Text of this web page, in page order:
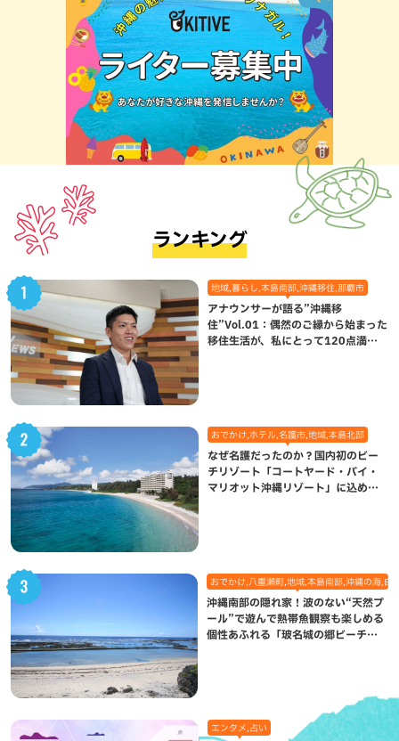
ランキング
地域,暮らし,本島南部,沖縄移住,那覇市
アナウンサーが語る”沖縄移
住”Vol.01：偶然のご縁から始まった
移住生活が、私にとって120点満点
おでかけ,ホテル,名護市,地域,本島北部
なぜ名護だったのか？国内初のビー
チリゾート「コートヤード・バイ・
マリオット沖縄リゾート」に込めら
おでかけ,八重瀬町,地域,本島南部,沖縄の海,自
沖縄南部の隠れ家！波のない“天然プ
ール”で遊んで熱帯魚観察も楽しめる
個性あふれる「玻名城の郷ビーチ」
エンタメ,占い